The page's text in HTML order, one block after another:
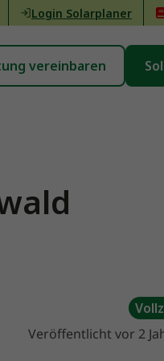
Login Solarplaner
vereinbaren
Veröffentlicht vor 2